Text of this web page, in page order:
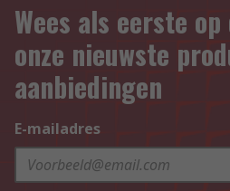
Wees als eerste
onze nieuwste
aanbiedingen
E-mailadres